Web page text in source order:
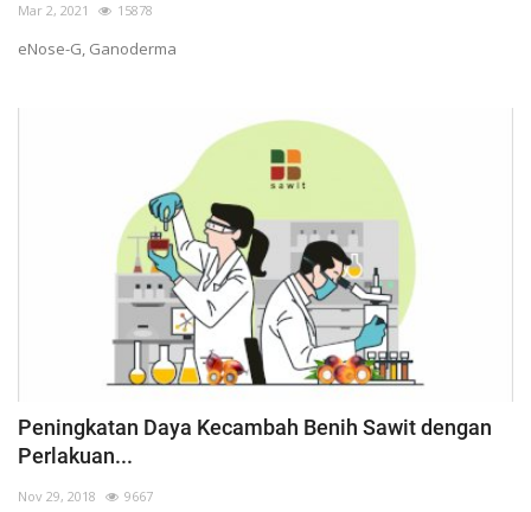
Pengumuman
Tentang Sawit
Mar 2, 2021 15878
eNose-G, Ganoderma
Peningkatan Daya Kecambah Benih Sawit dengan
Perlakuan...
Nov 29, 2018 9667